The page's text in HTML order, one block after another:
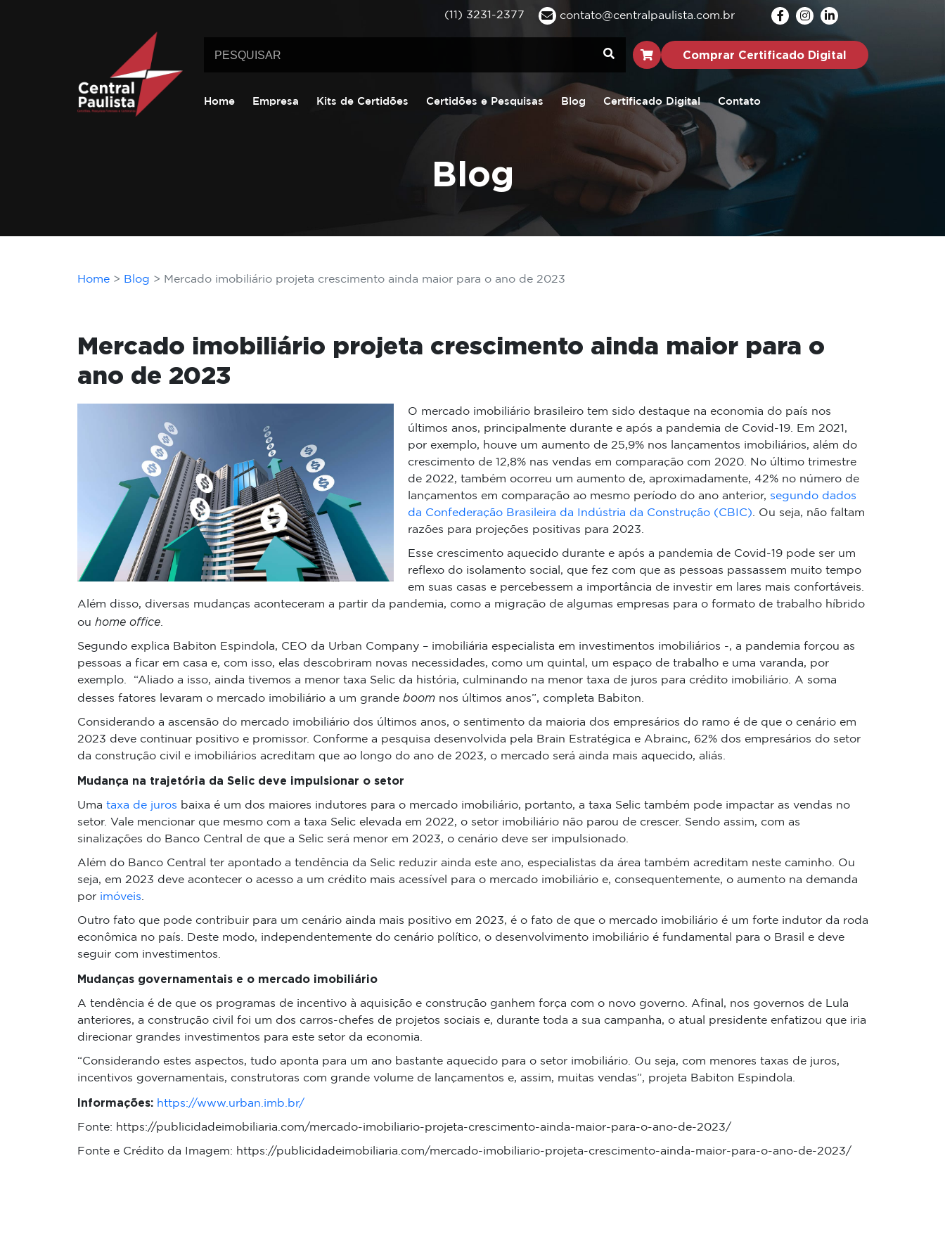
(11) 3231-2377 contato@centralpaulista.com.br
Comprar Certificado Digital
Home Empresa Kits de Certidões Certidões e Pesquisas Blog Certificado Digital Contato
Blog
Home Blog Mercado imobiliário projeta crescimento ainda maior para o ano de 2023
Mercado imobiliário projeta crescimento ainda maior para o
ano de 2023
O mercado imobiliário brasileiro tem sido destaque na economia do país nos
últimos anos, principalmente durante e após a pandemia de Covid-19. Em 2021,
por exemplo, houve um aumento de 25,9% nos lançamentos imobiliários, além do
crescimento de 12,8% nas vendas em comparação com 2020. No último trimestre
de 2022, também ocorreu um aumento de, aproximadamente, 42% no número de
lançamentos em comparação ao mesmo período do ano anterior, segundo dados
da Confederação Brasileira da Indústria da Construção (CBIC) . Ou seja, não faltam
razões para projeções positivas para 2023.
Esse crescimento aquecido durante e após a pandemia de Covid-19 pode ser um
reflexo do isolamento social, que fez com que as pessoas passassem muito tempo
em suas casas e percebessem a importância de investir em lares mais confortáveis.
Além disso, diversas mudanças aconteceram a partir da pandemia, como a migração de algumas empresas para o formato de trabalho híbrido
ou home office.
Segundo explica Babiton Espindola, CEO da Urban Company – imobiliária especialista em investimentos imobiliários -, a pandemia forçou as
pessoas a ficar em casa e, com isso, elas descobriram novas necessidades, como um quintal, um espaço de trabalho e uma varanda, por
exemplo. “Aliado a isso, ainda tivemos a menor taxa Selic da história, culminando na menor taxa de juros para crédito imobiliário. A soma
desses fatores levaram o mercado imobiliário a um grande boomnos últimos anos”, completa Babiton.
Considerando a ascensão do mercado imobiliário dos últimos anos, o sentimento da maioria dos empresários do ramo é de que o cenário em
2023 deve continuar positivo e promissor. Conforme a pesquisa desenvolvida pela Brain Estratégica e Abrainc, 62% dos empresários do setor
da construção civil e imobiliários acreditam que ao longo do ano de 2023, o mercado será ainda mais aquecido, aliás.
Mudança na trajetória da Selic deve impulsionar o setor
Uma taxa de juros baixa é um dos maiores indutores para o mercado imobiliário, portanto, a taxa Selic também pode impactar as vendas no
setor. Vale mencionar que mesmo com a taxa Selic elevada em 2022, o setor imobiliário não parou de crescer. Sendo assim, com as
sinalizações do Banco Central de que a Selic será menor em 2023, o cenário deve ser impulsionado.
Além do Banco Central ter apontado a tendência da Selic reduzir ainda este ano, especialistas da área também acreditam neste caminho. Ou
seja, em 2023 deve acontecer o acesso a um crédito mais acessível para o mercado imobiliário e, consequentemente, o aumento na demanda
porimóveis
Outro fato que pode contribuir para um cenário ainda mais positivo em 2023, é o fato de que o mercado imobiliário é um forte indutor da roda
econômica no país. Deste modo, independentemente do cenário político, o desenvolvimento imobiliário é fundamental para o Brasil e deve
seguir com investimentos.
Mudanças governamentais e o mercado imobiliário
A tendência é de que os programas de incentivo à aquisição e construção ganhem força com o novo governo. Afinal, nos governos de Lula
anteriores, a construção civil foi um dos carros-chefes de projetos sociais e, durante toda a sua campanha, o atual presidente enfatizou que iria
direcionar grandes investimentos para este setor da economia.
“Considerando estes aspectos, tudo aponta para um ano bastante aquecido para o setor imobiliário. Ou seja, com menores taxas de juros,
incentivos governamentais, construtoras com grande volume de lançamentos e, assim, muitas vendas”, projeta Babiton Espindola.
Informações: https://www.urban.imb.br/
Fonte: https://publicidadeimobiliaria.com/mercado-imobiliario-projeta-crescimento-ainda-maior-para-o-ano-de-2023/
Fonte e Crédito da Imagem: https://publicidadeimobiliaria.com/mercado-imobiliario-projeta-crescimento-ainda-maior-para-o-ano-de-2023/